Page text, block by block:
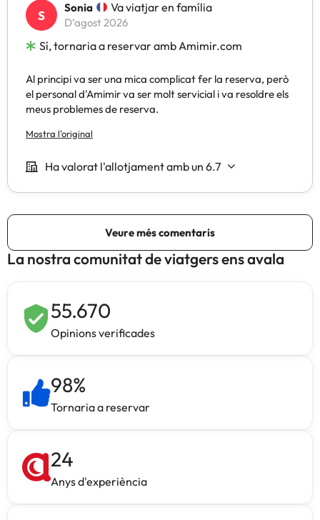
La nostra comunitat de viatgers ens avala
55.670
Opinions verificades
98%
Tornaria a reservar
24
Anys d'experiència